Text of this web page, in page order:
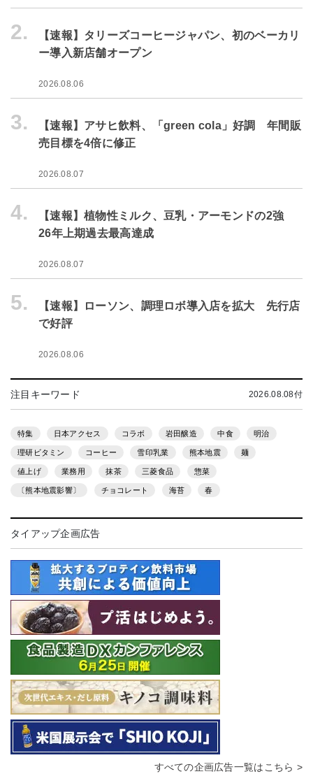
2.
【速報】タリーズコーヒージャパン、初のベーカリ
ー導入新店舗オープン
2026.08.06
3.
【速報】アサヒ飲料、「green cola」好調 年間販
売目標を4倍に修正
2026.08.07
4.
【速報】植物性ミルク、豆乳・アーモンドの2強
26年上期過去最高達成
2026.08.07
5.
【速報】ローソン、調理ロボ導入店を拡大 先行店
で好評
2026.08.06
注目キーワード 2026.08.08付
特集 日本アクセス コラボ 岩田醸造 中食 明治
理研ビタミン コーヒー 雪印乳業 熊本地震 麺
値上げ 業務用 抹茶 三菱食品 惣菜
〔熊本地震影響〕 チョコレート 海苔 春
タイアップ企画広告
すべての企画広告一覧はこちら >